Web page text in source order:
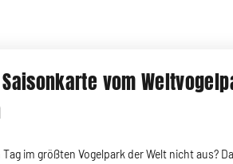
vom
im größten Vogelpark der Welt nicht aus?